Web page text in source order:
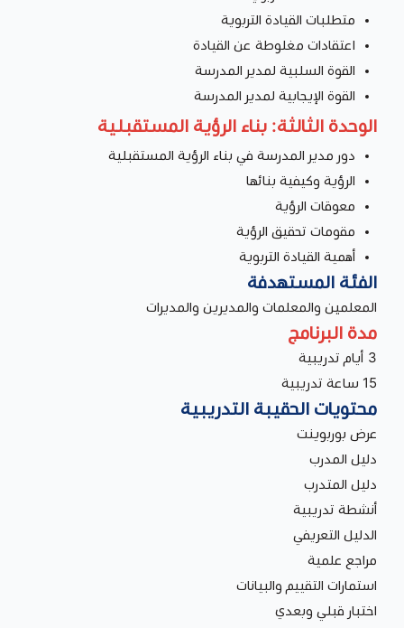
متطلبات القيادة التربوية
اعتقادات مغلوطة عن القيادة
القوة السلبية لمدير المدرسة
القوة الإيجابية لمدير المدرسة
الوحدة الثالثة: بناء الرؤية المستقبلية
دور مدير المدرسة في بناء الرؤية المستقبلية
الرؤية وكيفية بنائها
معوقات الرؤية
مقومات تحقيق الرؤية
أهمية القيادة التربوية
الفئة المستهدفة
المعلمين والمعلمات والمديرين والمديرات
مدة البرنامج
3 أيام تدريبية
15 ساعة تدريبية
محتويات الحقيبة التدريبية
عرض بوربوينت
دليل المدرب
دليل المتدرب
أنشطة تدريبية
الدليل التعريفي
مراجع علمية
استمارات التقييم والبيانات
اختبار قبلي وبعدي